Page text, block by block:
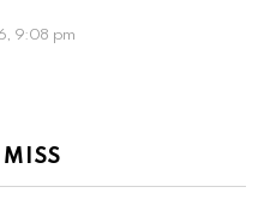
9:08 pm